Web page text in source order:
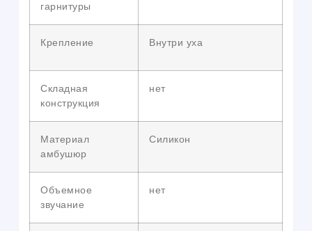
гарнитуры
Крепление Внутри уха
Складная
конструкция
нет
Материал
амбушюр
Силикон
Объемное
звучание
нет